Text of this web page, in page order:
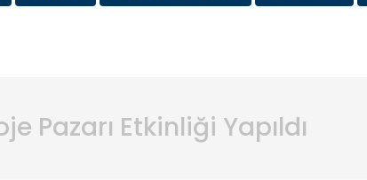
Pazarı Etkinliği Yapıldı